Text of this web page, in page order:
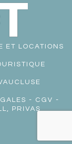
ET LOCATIONS
- CGV -
PRIVAS